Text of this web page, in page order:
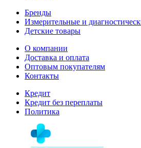
Бренды
Измерительные и
Детские товары
О компании
Доставка и оплата
Оптовым покупателям
Контакты
Кредит
Кредит без переплаты
Политика